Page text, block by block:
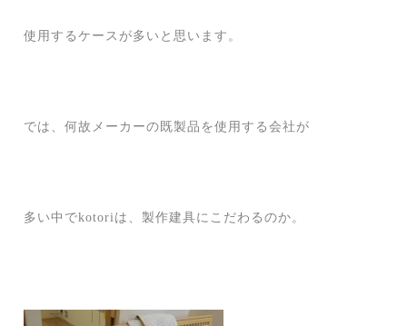
使用するケースが多いと思います。
では、何故メーカーの既製品を使用する会社が
多い中でkotoriは、製作建具にこだわるのか。